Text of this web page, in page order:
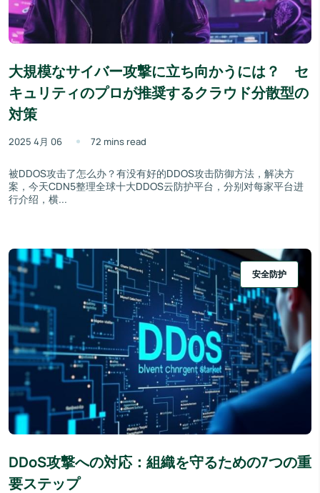
大規模なサイバー攻撃に立ち向かうには？ セ
キュリティのプロが推奨するクラウド分散型の
対策
2025 4月 06 72 mins read
被DDOS攻击了怎么办？有没有好的DDOS攻击防御方法，解决方
案，今天CDN5整理全球十大DDOS云防护平台，分别对每家平台进
行介绍，横...
安全防护
DDoS攻撃への対応：組織を守るための7つの重
要ステップ